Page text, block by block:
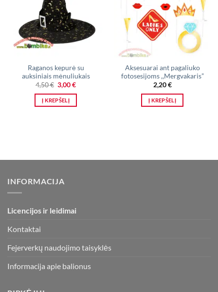
Raganos kepurė su
auksiniais mėnuliukais
4,50€ Original
price
was:
4,50 €.
3,00€Current
is:
Į KREPŠELĮ
Aksesuarai ant pagaliuko
fotosesijoms ,,Mergvakaris”
2,20€
Į KREPŠELĮ
INFORMACIJA
Licencijos ir leidimai
Kontaktai
Fejerverkų naudojimo taisyklės
Informacija apie balionus